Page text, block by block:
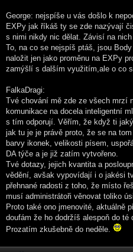
George: nejspíše u vás došlo k
EXPy jak říkáš ty se zde nazývají
s nimi nikdy nic dělat. Závisí na
To, na co se nejspíš ptáš, jsou
naložit jen jako proměnu na EXPy
zamýšlí s dalším využitím,ale o co
FalkaDragi:
Tvé chování mě zde ze všech mrzí
komunikace na docela inteligentní
s tím odporují. Věřím, že když ti
jak tu je je právě proto, že se na
barvy ikonek, velikosti písem,
DA týče a je již zatím vytvořeno.
Tvé dotazy, jejich kvantita a
vědění, avšak vypovídají i o jakési
přehnané radosti z toho, že místo
musí administrátoři věnovat toliko
Proto také ono jmenovité, aktuálně
doufám že ho dodržíš alespoň do
Prozatím zkušebně do neděle.